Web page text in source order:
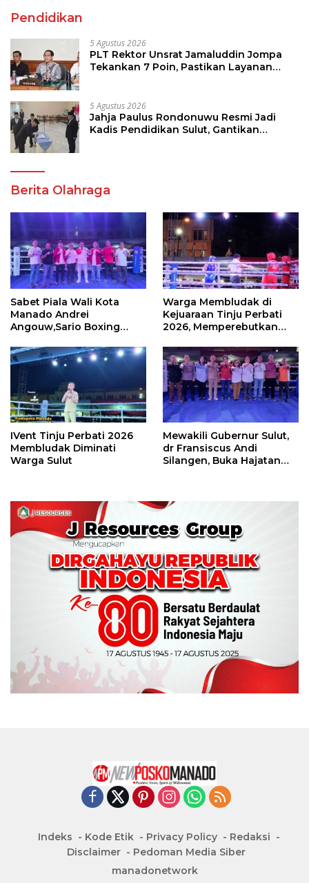
Pendidikan
5 Agustus 2026
PLT Rektor Unsrat Jamaluddin Jompa
Tekankan 7 Poin, Pastikan Layanan
5 Agustus 2026
Jahja Paulus Rondonuwu Resmi Jadi
Kadis Pendidikan Sulut, Gantikan
Berita Olahraga
Sabet Piala Wali Kota
Manado Andrei
Angouw,Sario Boxing
Perbati 2026
Warga Membludak di
Kejuaraan Tinju Perbati
2026, Memperebutkan
IVent Tinju Perbati 2026
Membludak Diminati
Warga Sulut
Mewakili Gubernur Sulut,
dr Fransiscus Andi
Silangen, Buka Hajatan
Indeks Kode Etik Privacy Policy
Redaksi
Disclaimer
Pedoman Media Siber
manadonetwork